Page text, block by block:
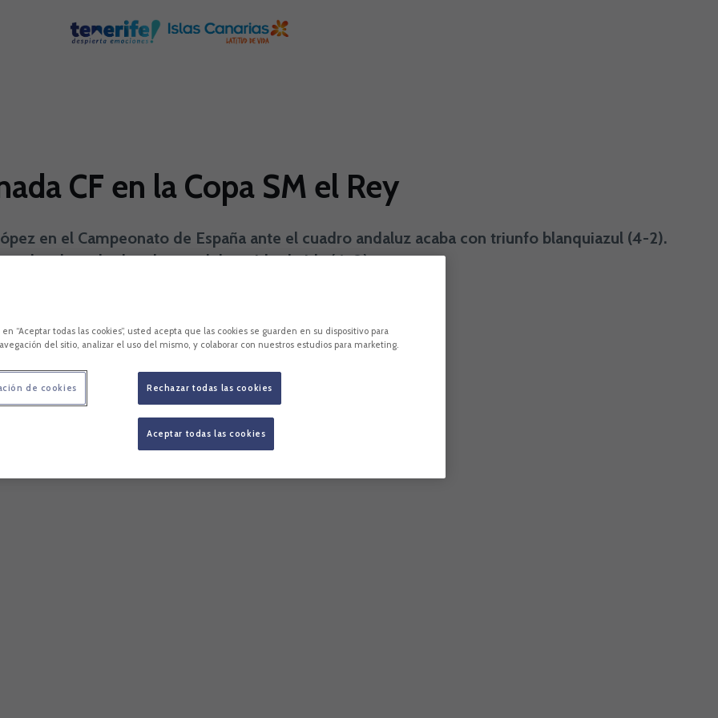
CF en la Copa SM el Rey
en el Campeonato de España ante el cuadro andaluz acaba con triunfo blanquiazul (4-2).
al resultado adverso del partido de ida (4-0).
“Aceptar todas las cookies”, usted acepta que las cookies se guarden en su dispositivo para
del sitio, analizar el uso del mismo, y colaborar con nuestros estudios para marketing.
Rechazar todas las cookies
Aceptar todas las cookies
de cookies